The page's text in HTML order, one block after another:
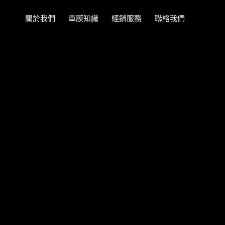
關於我們 車膜知識 經銷服務 聯絡我們